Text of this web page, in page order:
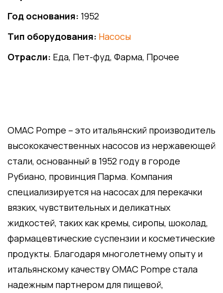
Год основания: 1952
Тип оборудования: Насосы
Отрасли: Еда, Пет-фуд, Фарма, Прочее
OMAC Pompe – это итальянский производитель
высококачественных насосов из нержавеющей
стали, основанный в 1952 году в городе
Рубиано, провинция Парма. Компания
специализируется на насосах для перекачки
вязких, чувствительных и деликатных
жидкостей, таких как кремы, сиропы, шоколад,
фармацевтические суспензии и косметические
продукты. Благодаря многолетнему опыту и
итальянскому качеству OMAC Pompe стала
надежным партнером для пищевой,